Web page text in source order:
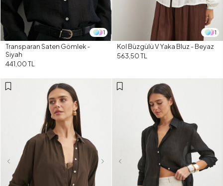
1
Transparan Saten Gömlek -
Siyah
441,00 TL
1
Kol Büzgülü V Yaka Bluz - Beyaz
563,50 TL